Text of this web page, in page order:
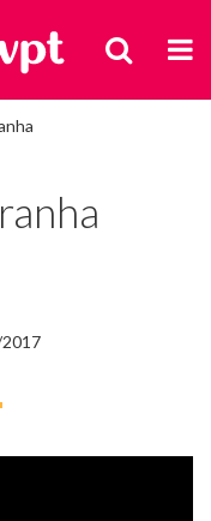
BUSCA